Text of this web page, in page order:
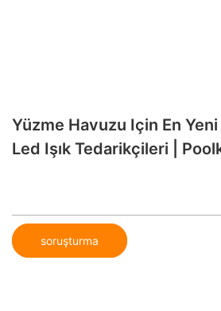
Yüzme Havuzu Için En
Led Işık Tedarikçileri |
soruşturma